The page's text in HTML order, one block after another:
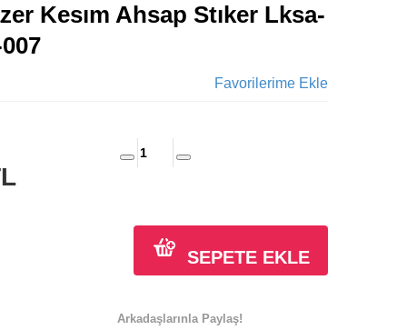
Kesım Ahsap Stıker Lksa-
Favorilerime Ekle
SEPETE EKLE
Arkadaşlarınla Paylaş!